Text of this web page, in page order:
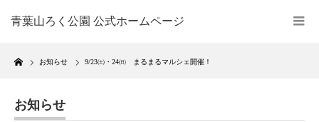
青葉山ろく公園 公式ホームページ
Home
お知らせ 9/23㈯・24㈰ まるまるマルシェ開催！
お知らせ